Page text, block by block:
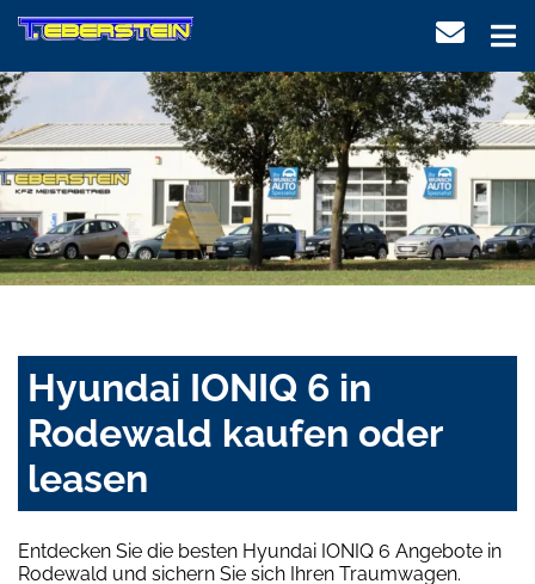
Hyundai IONIQ 6 in
Rodewald kaufen oder
leasen
Entdecken Sie die besten Hyundai IONIQ 6 Angebote in
Rodewald und sichern Sie sich Ihren Traumwagen.